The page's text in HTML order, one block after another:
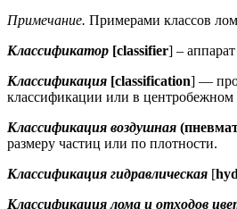
Примечание. Примерами классов
Классификатор [classifier] –
Классификация [classification] —
классификации или в центробежном
Классификация воздушная
размеру частиц или по плотности.
Классификация гидравлическая [
Классификация лома и отходов